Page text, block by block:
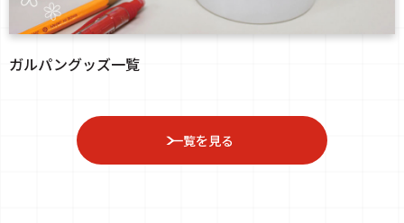
ガルパングッズ一覧
一覧を見る